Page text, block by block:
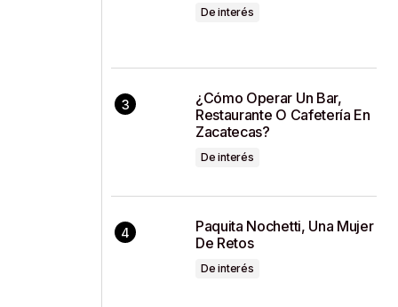
De interés
¿Cómo Operar Un Bar,
Restaurante O Cafetería En
Zacatecas?
De interés
Paquita Nochetti, Una Mujer
De Retos
De interés